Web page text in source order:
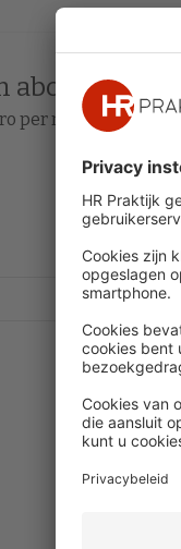
abonnement
per maand en
Account
Heb je al